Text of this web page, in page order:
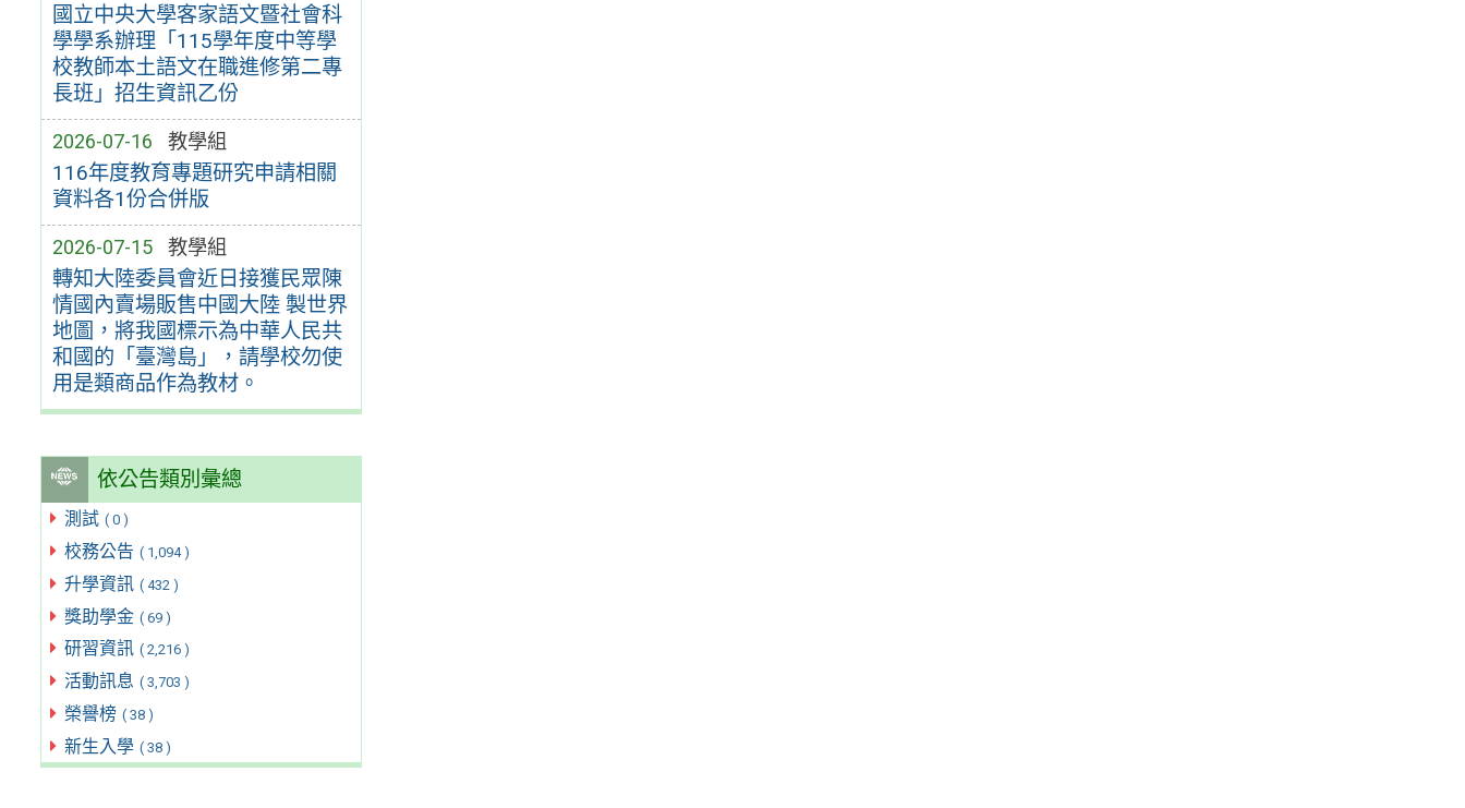
國立中央大學客家語文暨社會科
學學系辦理「115學年度中等學
校教師本土語文在職進修第二專
長班」招生資訊乙份
2026-07-16 教學組
116年度教育專題研究申請相關
資料各1份合併版
2026-07-15 教學組
轉知大陸委員會近日接獲民眾陳
情國內賣場販售中國大陸 製世界
地圖，將我國標示為中華人民共
和國的「臺灣島」，請學校勿使
用是類商品作為教材。
依公告類別彙總
測試 ( 0 )
校務公告 ( 1,094 )
升學資訊 ( 432 )
獎助學金 ( 69 )
研習資訊 ( 2,216 )
活動訊息 ( 3,703 )
榮譽榜 ( 38 )
新生入學 ( 38 )